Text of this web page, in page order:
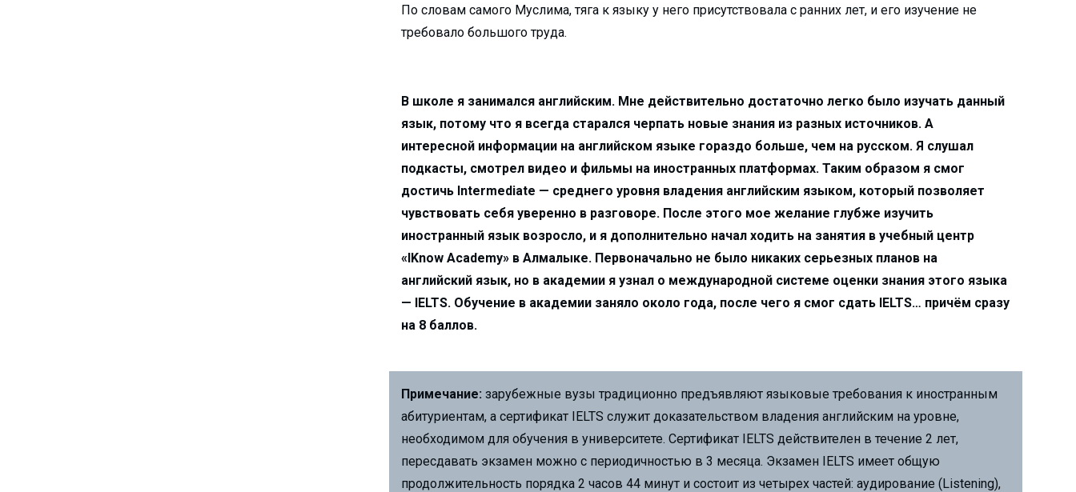
Что входит в полномочия помощника хокима и лид...
Более 380 женщин в Алмалыке получили охранный ...
В образовании важен международный опыт...
На что предпринимателям в Алмалыке выделяют кр...
Зима не за горами: как подготовить свой автомо...
Развитие сферы услуг в городе — улучшит ...
Тонкости профессионального образования...
Что делать в случае проблем с горячей водой и ...
По словам самого Муслима, тяга к языку у него присутствовала с ранних лет, и его изучение не
требовало большого труда.
В школе я занимался английским. Мне действительно достаточно легко было изучать данный
язык, потому что я всегда старался черпать новые знания из разных источников. А
интересной информации на английском языке гораздо больше, чем на русском. Я слушал
подкасты, смотрел видео и фильмы на иностранных платформах. Таким образом я смог
достичь Intermediate — среднего уровня владения английским языком, который позволяет
чувствовать себя уверенно в разговоре. После этого мое желание глубже изучить
иностранный язык возросло, и я дополнительно начал ходить на занятия в учебный центр
«IKnow Academy» в Алмалыке. Первоначально не было никаких серьезных планов на
английский язык, но в академии я узнал о международной системе оценки знания этого языка
— IELTS. Обучение в академии заняло около года, после чего я смог сдать IELTS… причём сразу
на 8 баллов.
Примечание:зарубежные вузы традиционно предъявляют языковые требования к иностранным
абитуриентам, а сертификат IELTS служит доказательством владения английским на уровне,
необходимом для обучения в университете. Сертификат IELTS действителен в течение 2 лет,
пересдавать экзамен можно с периодичностью в 3 месяца. Экзамен IELTS имеет общую
продолжительность порядка 2 часов 44 минут и состоит из четырех частей: аудирование (Listening),